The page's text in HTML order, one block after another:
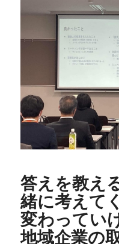
答えを教え
緒に考えて
変わってい
地域企業の